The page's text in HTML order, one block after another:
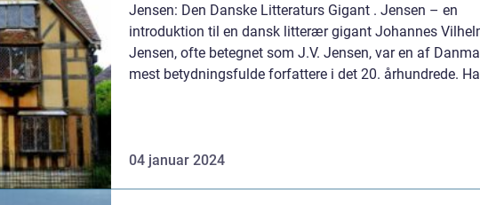
Jensen: Den Danske Litteraturs Gigant . Jensen – en
introduktion til en dansk litterær gigant Johannes
Jensen, ofte betegnet som J.V. Jensen, var en af
mest betydningsfulde forfattere i det 20. århundrede.
04 januar 2024